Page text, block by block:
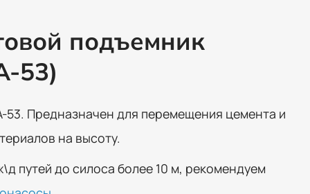
подъемник
53)
53. Предназначен для перемещения цемента и
на высоту.
путей до силоса более 10 м, рекомендуем